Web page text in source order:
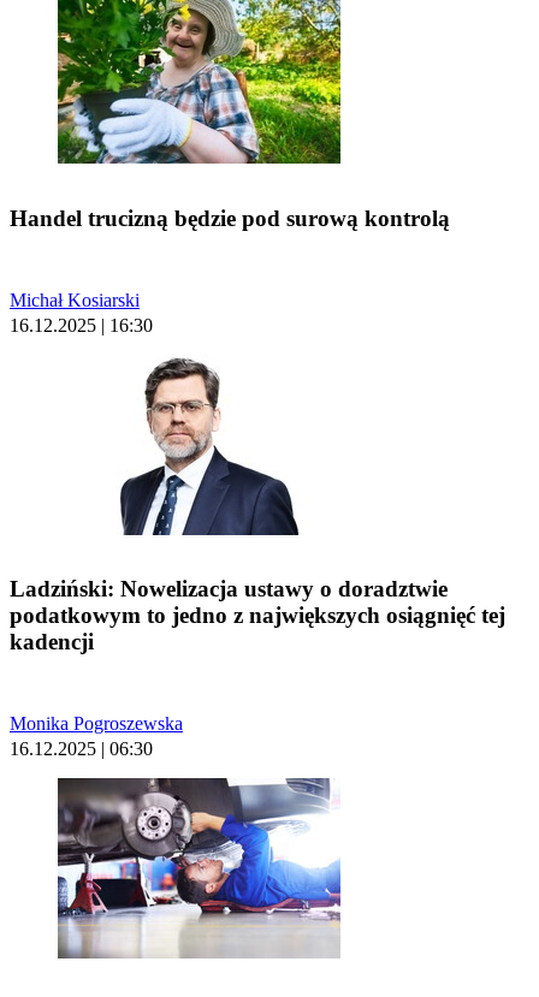
Handel trucizną będzie pod surową kontrolą
Michał Kosiarski
16.12.2025 | 16:30
Ladziński: Nowelizacja ustawy o doradztwie
podatkowym to jedno z największych osiągnięć tej
kadencji
Monika Pogroszewska
16.12.2025 | 06:30